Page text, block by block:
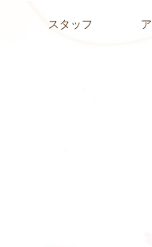
スタッフ